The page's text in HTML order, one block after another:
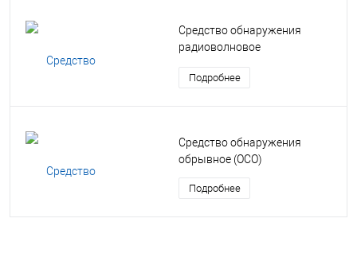
Средство обнаружения
радиоволновое
(РВП)
Подробнее
Средство обнаружения
обрывное (ОСО)
Подробнее